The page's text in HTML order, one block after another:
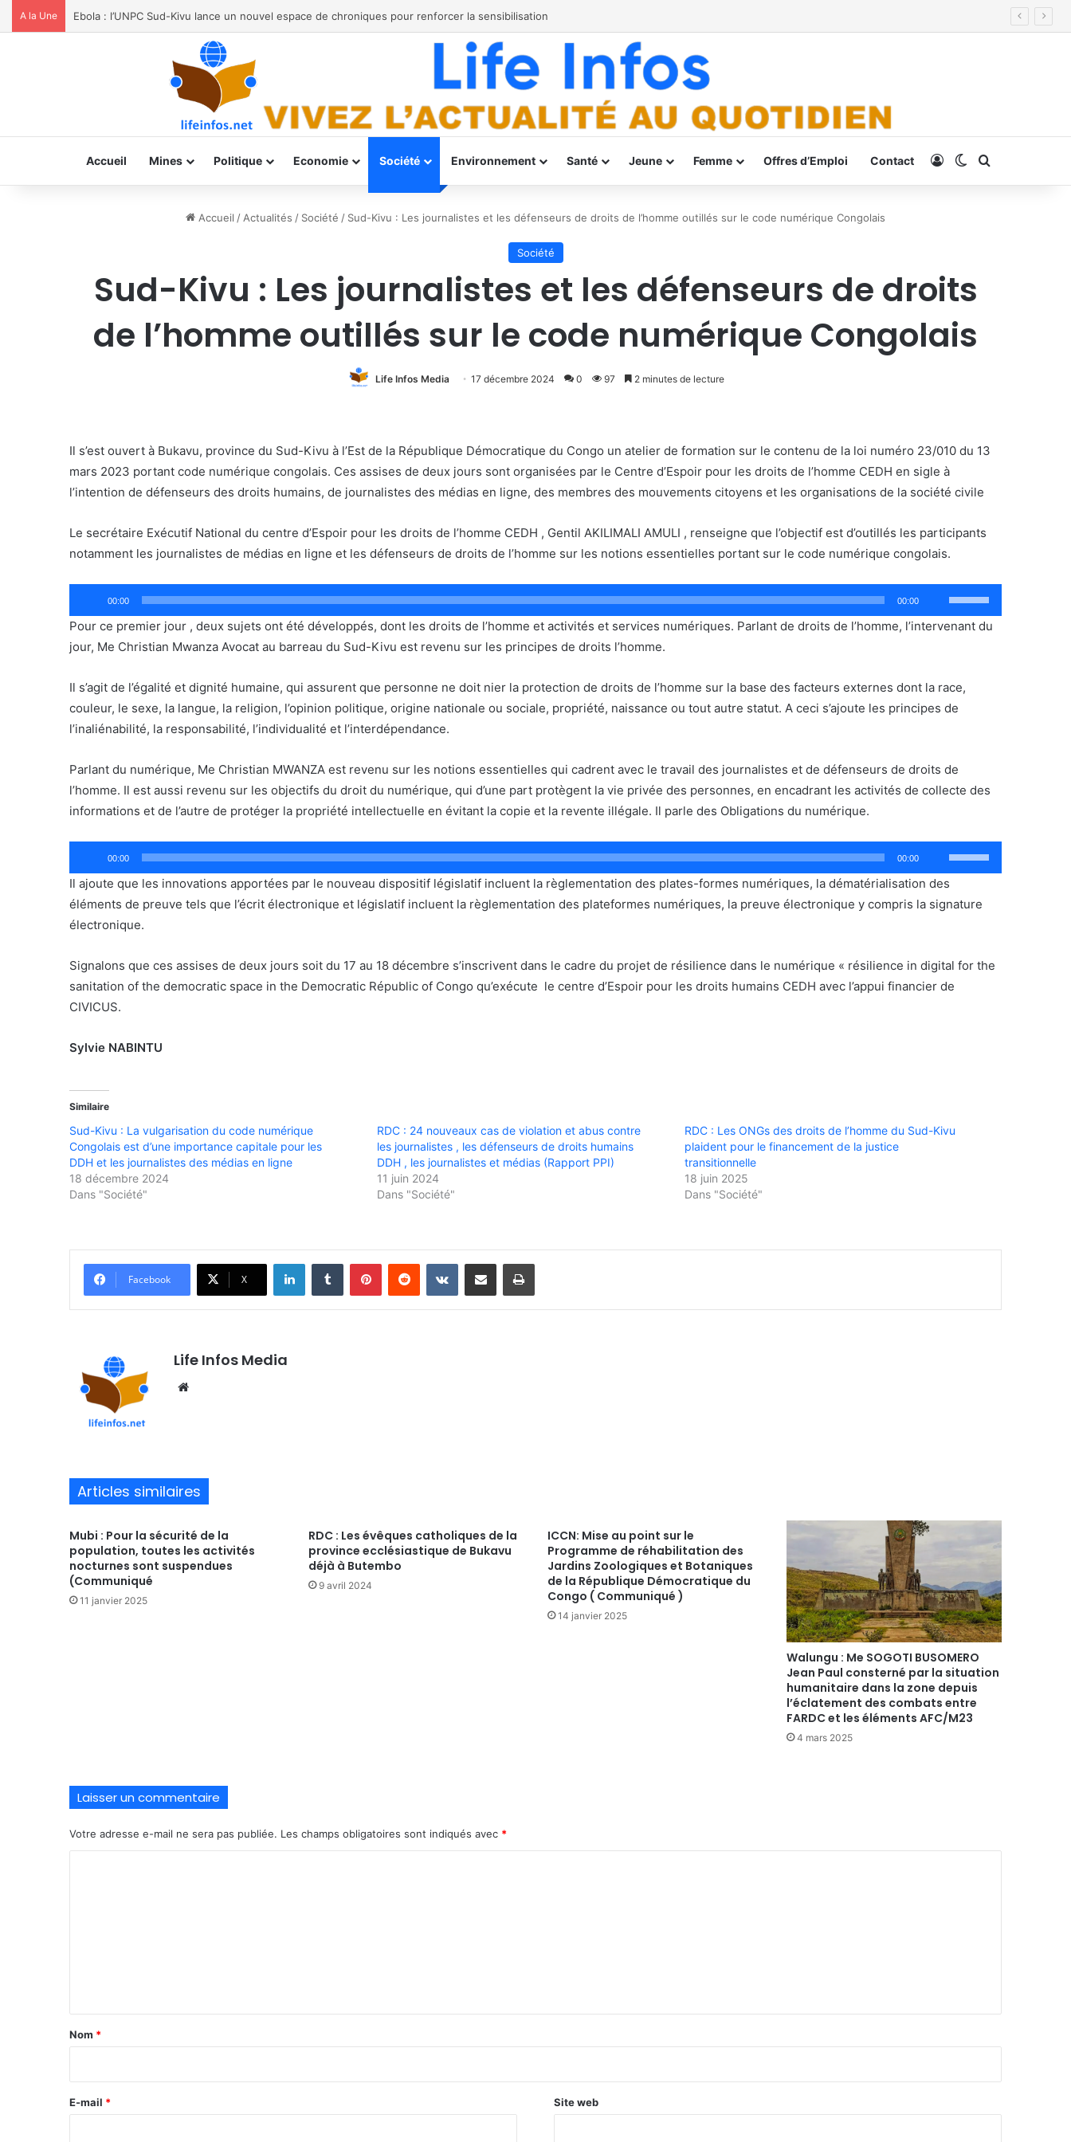
A la Une Spécial Mama à la paroisse Saint Jean-Paul II de Labotte, dans le diocèse de Bukavu
Accueil Mines Politique Economie Société Environnement Santé Jeune Femme Offres d’Emploi Contact ConnexionSwitch skin
Accueil / Actualités / Société / Sud-Kivu : Les journalistes et les défenseurs de droits de l’homme outillés sur le code numérique Congolais
Société
Sud-Kivu : Les journalistes et les défenseurs de droits
de l’homme outillés sur le code numérique Congolais
Life Infos Media 17 décembre 2024 0 97 2 minutes de lecture
Il s’est ouvert à Bukavu, province du Sud-Kivu à l’Est de la République Démocratique du Congo un atelier de formation sur le contenu de la loi numéro 23/010 du 13
mars 2023 portant code numérique congolais. Ces assises de deux jours sont organisées par le Centre d’Espoir pour les droits de l’homme CEDH en sigle à
l’intention de défenseurs des droits humains, de journalistes des médias en ligne, des membres des mouvements citoyens et les organisations de la société civile
Le secrétaire Exécutif National du centre d’Espoir pour les droits de l’homme CEDH , Gentil AKILIMALI AMULI , renseigne que l’objectif est d’outillés les participants
notamment les journalistes de médias en ligne et les défenseurs de droits de l’homme sur les notions essentielles portant sur le code numérique congolais.
audio
00:00 00:00
les
flèches
augmenter
ou
Pour ce premier jour , deux sujets ont été développés, dont les droits de l’homme et activités et services numériques. Parlant de droits de l’homme, l’intervenant du
jour, Me Christian Mwanza Avocat au barreau du Sud-Kivu est revenu sur les principes de droits l’homme.
Il s’agit de l’égalité et dignité humaine, qui assurent que personne ne doit nier la protection de droits de l’homme sur la base des facteurs externes dont la race,
couleur, le sexe, la langue, la religion, l’opinion politique, origine nationale ou sociale, propriété, naissance ou tout autre statut. A ceci s’ajoute les principes de
l’inaliénabilité, la responsabilité, l’individualité et l’interdépendance.
Parlant du numérique, Me Christian MWANZA est revenu sur les notions essentielles qui cadrent avec le travail des journalistes et de défenseurs de droits de
l’homme. Il est aussi revenu sur les objectifs du droit du numérique, qui d’une part protègent la vie privée des personnes, en encadrant les activités de collecte des
informations et de l’autre de protéger la propriété intellectuelle en évitant la copie et la revente illégale. Il parle des Obligations du numérique.
audio
00:00 00:00
les
flèches
haut/bas
diminuer
Il ajoute que les innovations apportées par le nouveau dispositif législatif incluent la règlementation des plates-formes numériques, la dématérialisation des
éléments de preuve tels que l’écrit électronique et législatif incluent la règlementation des plateformes numériques, la preuve électronique y compris la signature
électronique.
Signalons que ces assises de deux jours soit du 17 au 18 décembre s’inscrivent dans le cadre du projet de résilience dans le numérique « résilience in digital for the
sanitation of the democratic space in the Democratic Républic of Congo qu’exécute le centre d’Espoir pour les droits humains CEDH avec l’appui financier de
CIVICUS.
Sylvie NABINTU
Similaire
Sud-Kivu : La vulgarisation du code numérique
Congolais est d’une importance capitale pour les
DDH et les journalistes des médias en ligne
18 décembre 2024
Dans "Société"
RDC : 24 nouveaux cas de violation et abus contre
les journalistes , les défenseurs de droits humains
DDH , les journalistes et médias (Rapport PPI)
11 juin 2024
Dans "Société"
RDC : Les ONGs des droits de l’homme du Sud-Kivu
plaident pour le financement de la justice
transitionnelle
18 juin 2025
Dans "Société"
Facebook X
Life Infos Media
Articles similaires
Mubi : Pour la sécurité de la
population, toutes les activités
nocturnes sont suspendues
(Communiqué
11 janvier 2025
RDC : Les évêques catholiques de la
province ecclésiastique de Bukavu
déjà à Butembo
9 avril 2024
ICCN: Mise au point sur le
Programme de réhabilitation des
Jardins Zoologiques et Botaniques
de la République Démocratique du
Congo ( Communiqué )
14 janvier 2025
Walungu : Me SOGOTI BUSOMERO
Jean Paul consterné par la situation
humanitaire dans la zone depuis
l’éclatement des combats entre
FARDC et les éléments AFC/M23
4 mars 2025
Laisser un commentaire
Votre adresse e-mail ne sera pas publiée. Les champs obligatoires sont indiqués avec *
a
e
Nom *
E-mail * Site web